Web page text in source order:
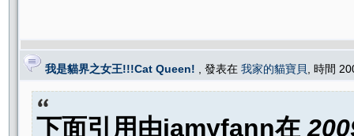
我是貓界之女王!!!Cat Queen! , 發表在 我家的貓寶貝 , 時間
下面引用由jamyfann在